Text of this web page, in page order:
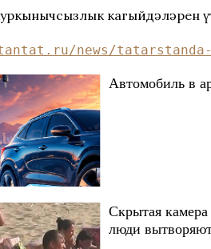
кагыйдәләрен
news/tatarstanda-
Автомобиль в
Скрытая
люди